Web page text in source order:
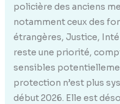
policière des anciens
notamment ceux des
étrangères, Justice,
reste une priorité,
sensibles
protection n’est plus
début 2026. Elle est